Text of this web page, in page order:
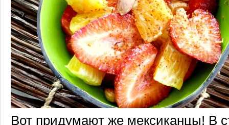
Вот придумают же мексиканцы! В